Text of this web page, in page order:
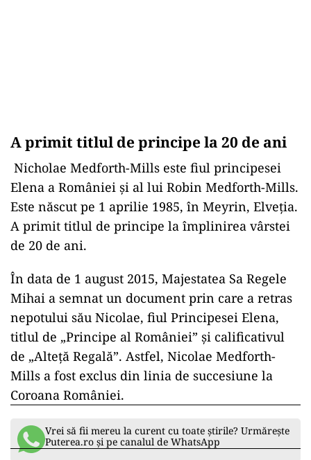
A primit titlul de principe la 20 de ani
Nicholae Medforth-Mills este fiul principesei
Elena a României şi al lui Robin Medforth-Mills.
Este născut pe 1 aprilie 1985, în Meyrin, Elveţia.
A primit titlul de principe la împlinirea vârstei
de 20 de ani.
În data de 1 august 2015, Majestatea Sa Regele
Mihai a semnat un document prin care a retras
nepotului său Nicolae, fiul Principesei Elena,
titlul de „Principe al României” și calificativul
de „Alteță Regală”. Astfel, Nicolae Medforth-
Mills a fost exclus din linia de succesiune la
Coroana României.
Vrei să fii mereu la curent cu toate știrile? Urmărește
Puterea.ro și pe canalul de WhatsApp